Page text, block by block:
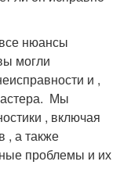
нюансы
могли
и ,
Мы
, включая
, а также
проблемы и их